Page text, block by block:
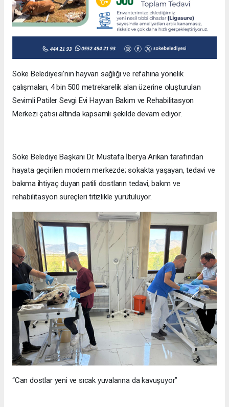
Söke Belediyesi’nin hayvan sağlığı ve refahına yönelik
çalışmaları, 4 bin 500 metrekarelik alan üzerine oluşturulan
Sevimli Patiler Sevgi Evi Hayvan Bakım ve Rehabilitasyon
Merkezi çatısı altında kapsamlı şekilde devam ediyor.
Söke Belediye Başkanı Dr. Mustafa İberya Arıkan tarafından
hayata geçirilen modern merkezde; sokakta yaşayan, tedavi ve
bakıma ihtiyaç duyan patili dostların tedavi, bakım ve
rehabilitasyon süreçleri titizlikle yürütülüyor.
“Can dostlar yeni ve sıcak yuvalarına da kavuşuyor”